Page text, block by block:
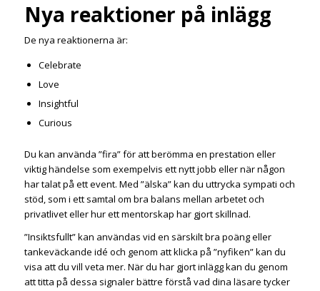
Nya reaktioner på inlägg
De nya reaktionerna är:
Celebrate
Love
Insightful
Curious
Du kan använda ”fira” för att berömma en prestation eller
viktig händelse som exempelvis ett nytt jobb eller när någon
har talat på ett event. Med ”älska” kan du uttrycka sympati och
stöd, som i ett samtal om bra balans mellan arbetet och
privatlivet eller hur ett mentorskap har gjort skillnad.
”Insiktsfullt” kan användas vid en särskilt bra poäng eller
tankeväckande idé och genom att klicka på ”nyfiken” kan du
visa att du vill veta mer. När du har gjort inlägg kan du genom
att titta på dessa signaler bättre förstå vad dina läsare tycker